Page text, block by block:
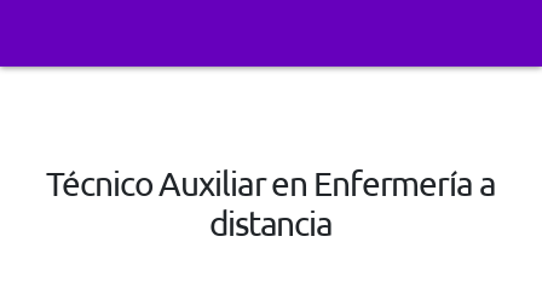
Técnico Auxiliar en Enfermería a
distancia